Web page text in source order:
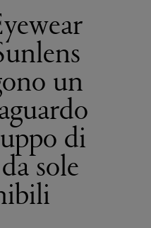
un
di
sole